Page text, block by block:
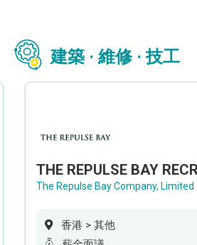
建築 · 維修 · 技工
The Repulse Bay Company, Limited
香港 > 其他